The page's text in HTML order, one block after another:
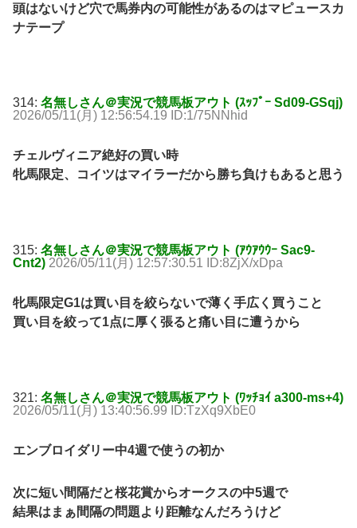
頭はないけど穴で馬券内の可能性があるのはマピュースカ
ナテープ
314: 名無しさん＠実況で競馬板アウト (ｽｯﾌﾟｰ Sd09-GSqj)
2026/05/11(月) 12:56:54.19 ID:1/75NNhid
チェルヴィニア絶好の買い時
牝馬限定、コイツはマイラーだから勝ち負けもあると思う
315: 名無しさん＠実況で競馬板アウト (ｱｳｱｳｳｰ Sac9-
Cnt2) 2026/05/11(月) 12:57:30.51 ID:8ZjX/xDpa
牝馬限定G1は買い目を絞らないで薄く手広く買うこと
買い目を絞って1点に厚く張ると痛い目に遭うから
321: 名無しさん＠実況で競馬板アウト (ﾜｯﾁｮｲ a300-ms+4)
2026/05/11(月) 13:40:56.99 ID:TzXq9XbE0
エンブロイダリー中4週で使うの初か
次に短い間隔だと桜花賞からオークスの中5週で
結果はまぁ間隔の問題より距離なんだろうけど